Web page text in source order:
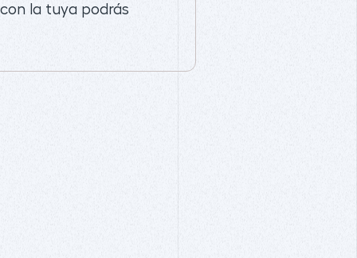
la tuya podrás